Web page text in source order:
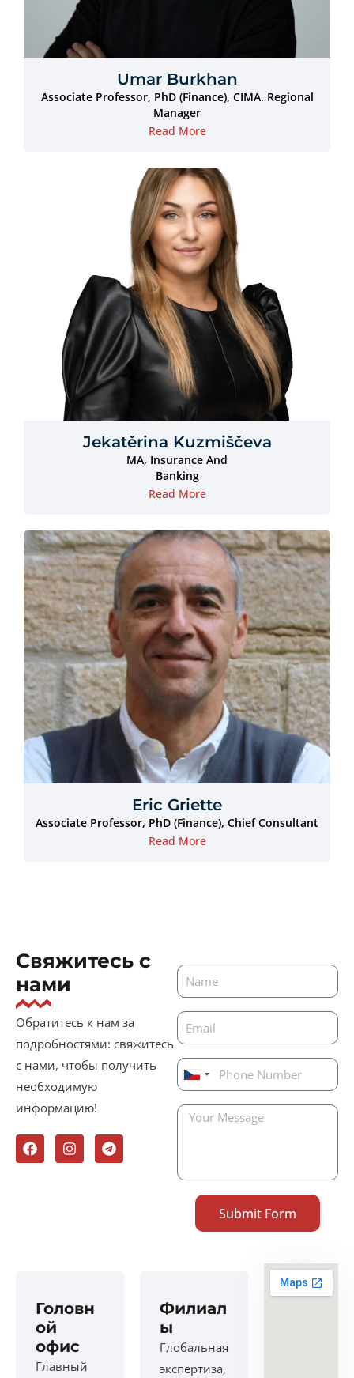
Umar Burkhan
Associate Professor, PhD (Finance), CIMA. Regional
Manager
Read More
Jekatěrina Kuzmiščeva
MA, Insurance And
Banking
Read More
Eric Griette
Associate Professor, PhD (Finance), Chief Consultant
Read More
Свяжитесь с
нами
Обратитесь к нам за
подробностями: свяжитесь
с нами, чтобы получить
необходимую
информацию!
C
e
Submit Form
Головн
ой
офис
Главный
Филиал
ы
Глобальная
экспертиза,